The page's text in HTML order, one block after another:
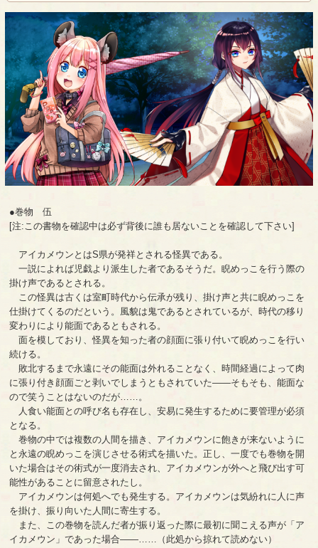
●巻物 伍
[注:この書物を確認中は必ず背後に誰も居ないことを確認して下さい]
アイカメウンとはS県が発祥とされる怪異である。
一説によれば児戯より派生した者であるそうだ。睨めっこを行う際の
掛け声であるとされる。
この怪異は古くは室町時代から伝承が残り、掛け声と共に睨めっこを
仕掛けてくるのだという。風貌は鬼であるとされているが、時代の移り
変わりにより能面であるともされる。
面を模しており、怪異を知った者の顔面に張り付いて睨めっこを行い
続ける。
敗北するまで永遠にその能面は外れることなく、時間経過によって肉
に張り付き顔面ごと剥いでしまうともされていた――そもそも、能面な
ので笑うことはないのだが……。
人食い能面との呼び名も存在し、安易に発生するために要管理が必須
となる。
巻物の中では複数の人間を描き、アイカメウンに飽きが来ないように
と永遠の睨めっこを演じさせる術式を描いた。正し、一度でも巻物を開
いた場合はその術式が一度消去され、アイカメウンが外へと飛び出す可
能性があることに留意されたし。
アイカメウンは何処へでも発生する。アイカメウンは気紛れに人に声
を掛け、振り向いた人間に寄生する。
また、この巻物を読んだ者が振り返った際に最初に聞こえる声が「ア
イカメウン」であった場合――……（此処から掠れて読めない）